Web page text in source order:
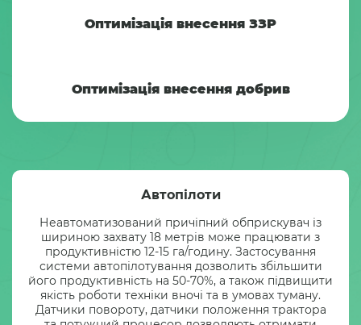
Оптимізація внесення ЗЗР
Оптимізація внесення добрив
Автопілоти
Неавтоматизований причіпний обприскувач із
шириною захвату 18 метрів може працювати з
продуктивністю 12-15 га/годину. Застосування
системи автопілотування дозволить збільшити
його продуктивність на 50-70%, а також підвищити
якість роботи техніки вночі та в умовах туману.
Датчики повороту, датчики положення трактора